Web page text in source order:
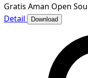
Gratis Aman Open
Detail
Download